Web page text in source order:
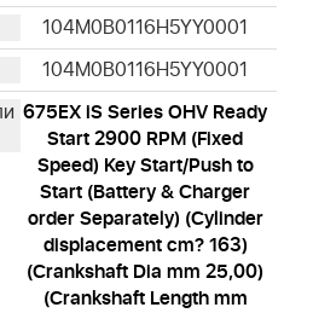
104M0B0116H5YY0001
104M0B0116H5YY0001
675EX iS Series OHV Ready
Start 2900 RPM (Fixed
Speed) Key Start/Push to
Start (Battery & Charger
order Separately) (Cylinder
displacement cm? 163)
(Crankshaft Dia mm 25,00)
(Crankshaft Length mm